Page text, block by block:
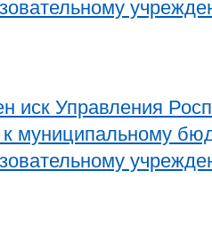
иск Управления
к муниципальному